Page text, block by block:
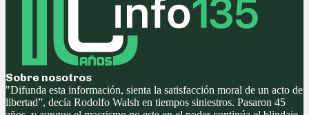
Sobre nosotros
"Difunda esta información, sienta la satisfacción moral de un acto de
libertad”, decía Rodolfo Walsh en tiempos siniestros. Pasaron 45